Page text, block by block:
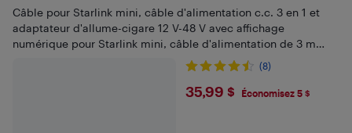
Câble pour Starlink mini, câble d'alimentation c.c. 3 en 1 et
adaptateur d'allume-cigare 12 V-48 V avec affichage
numérique pour Starlink mini, câble d'alimentation de 3 m
(8)
$35.99
35,99 $ Économisez 5 $